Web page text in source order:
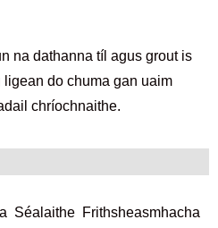
na dathanna tíl agus grout is
do chuma gan uaim
chríochnaithe.
Séalaithe Frithsheasmhacha